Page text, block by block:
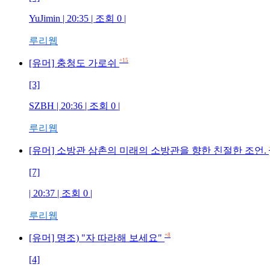
YuJimin | 20:35 | 조회 0 |
루리웹
[유머] 충청도 가로쉬 +15
[3]
SZBH | 20:36 | 조회 0 |
루리웹
[유머] 소방관 삼촌의 미래의 소방관을 향한 친절한 조언.
[7]
| 20:37 | 조회 0 |
루리웹
[유머] 명조) "자 따라해 보세요" +8
[4]